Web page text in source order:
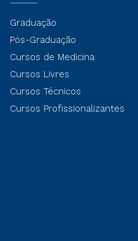
Graduação
Pós-Graduação
Cursos de Medicina
Cursos Livres
Cursos Técnicos
Cursos Profissionalizantes